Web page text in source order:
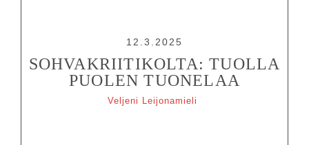
12.3.2025
SOHVAKRIITIKOLTA: TUOLLA
PUOLEN TUONELAA
Veljeni Leijonamieli